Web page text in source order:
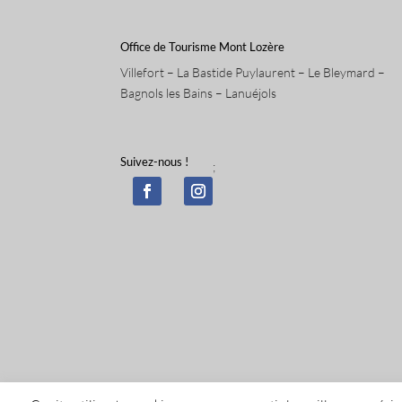
Office de Tourisme Mont Lozère
Villefort – La Bastide Puylaurent – Le Bleymard –
Bagnols les Bains – Lanuéjols
Suivez-nous ! ;